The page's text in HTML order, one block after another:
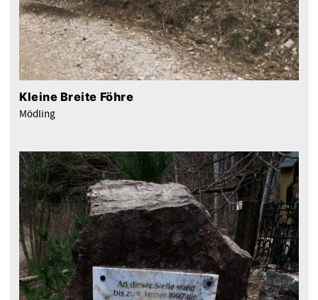
Kleine Breite Föhre
Mödling